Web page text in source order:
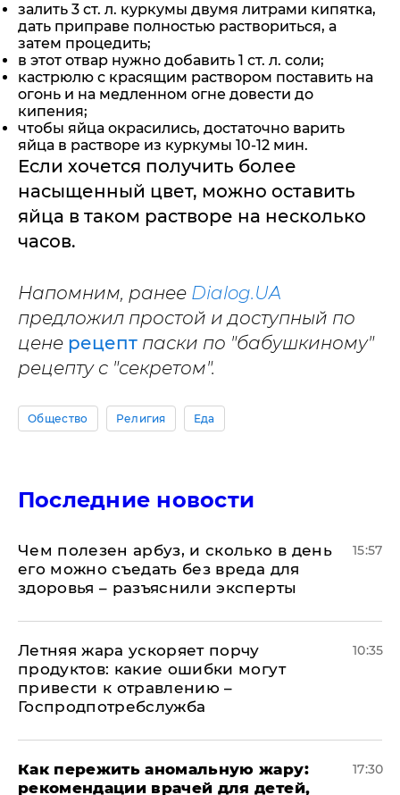
залить 3 ст. л. куркумы двумя литрами кипятка,
дать приправе полностью раствориться, а
затем процедить;
в этот отвар нужно добавить 1 ст. л. соли;
кастрюлю с красящим раствором поставить на
огонь и на медленном огне довести до
кипения;
чтобы яйца окрасились, достаточно варить
яйца в растворе из куркумы 10-12 мин.
Если хочется получить более
насыщенный цвет, можно оставить
яйца в таком растворе на несколько
часов.
Напомним, ранее Dialog.UA
предложил простой и доступный по
цене рецепт паски по "бабушкиному"
рецепту с "секретом".
Общество Религия Еда
Последние новости
Чем полезен арбуз, и сколько в день
его можно съедать без вреда для
здоровья – разъяснили эксперты
15:57
Летняя жара ускоряет порчу
продуктов: какие ошибки могут
привести к отравлению –
Госпродпотребслужба
10:35
Как пережить аномальную жару:
рекомендации врачей для детей,
17:30